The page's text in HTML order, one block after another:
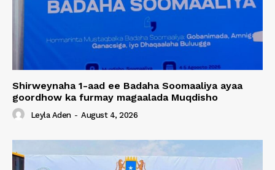
Shirweynaha 1-aad ee Badaha Soomaaliya ayaa
goordhow ka furmay magaalada Muqdisho
Leyla Aden - August 4, 2026